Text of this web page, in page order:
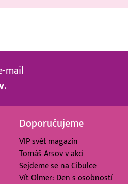
mail
.
Doporučujeme
VIP svět magazín
Tomáš Arsov v akci
Sejdeme se na Cibulce
Vít Olmer: Den s osobností